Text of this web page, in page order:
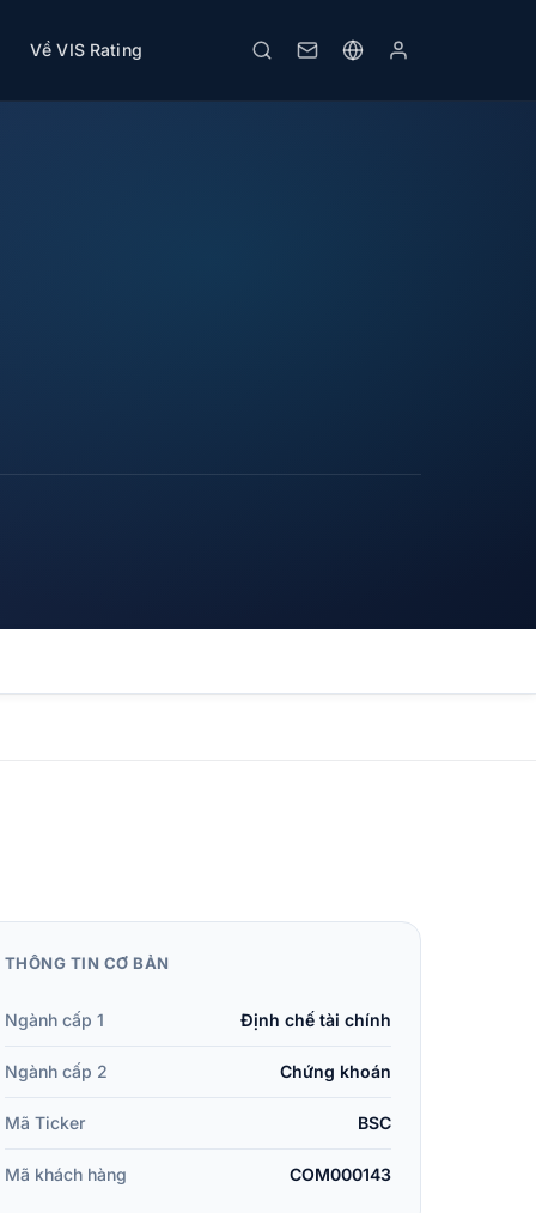
Về VIS Rating
THÔNG TIN CƠ BẢN
Ngành cấp 1 Định chế tài chính
Ngành cấp 2 Chứng khoán
Mã Ticker BSC
Mã khách hàng COM000143